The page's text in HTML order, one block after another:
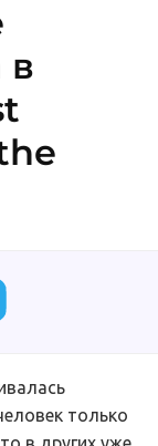
в
только